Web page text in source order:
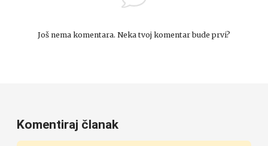
Još nema komentara. Neka tvoj komentar bude prvi?
Komentiraj članak